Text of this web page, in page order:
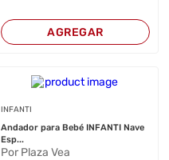
AGREGAR
INFANTI
Andador para Bebé INFANTI Nave
Esp...
Por Plaza Vea